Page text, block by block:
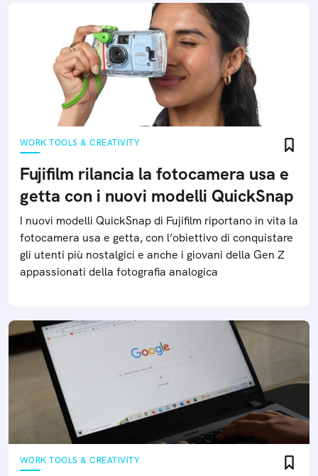
WORK TOOLS & CREATIVITY
Fujifilm rilancia la fotocamera usa e
getta con i nuovi modelli QuickSnap
I nuovi modelli QuickSnap di Fujifilm riportano in vita la
fotocamera usa e getta, con l’obiettivo di conquistare
gli utenti più nostalgici e anche i giovani della Gen Z
appassionati della fotografia analogica
WORK TOOLS & CREATIVITY